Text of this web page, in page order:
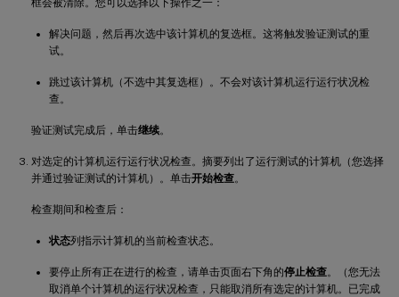
解决问题，然后再次选中该计算机的复选框。这将触发验证测试的重
试。
跳过该计算机（不选中其复选框）。不会对该计算机运行运行状况检
查。
验证测试完成后，单击继续。
对选定的计算机运行运行状况检查。摘要列出了运行测试的计算机（您选择
并通过验证测试的计算机）。单击开始检查。
检查期间和检查后：
状态列指示计算机的当前检查状态。
要停止所有正在进行的检查，请单击页面右下角的停止检查。（您无法
取消单个计算机的运行状况检查，只能取消所有选定的计算机。已完成